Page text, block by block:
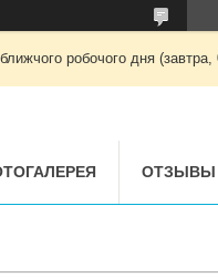
робочого дня (завтра,
ОТЗЫВЫ